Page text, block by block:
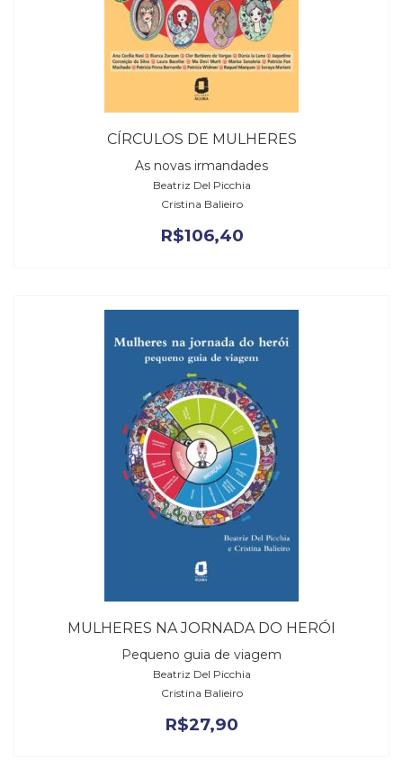
CÍRCULOS DE MULHERES
As novas irmandades
Beatriz Del Picchia
Cristina Balieiro
R$106,40
MULHERES NA JORNADA DO HERÓI
Pequeno guia de viagem
Beatriz Del Picchia
Cristina Balieiro
R$27,90